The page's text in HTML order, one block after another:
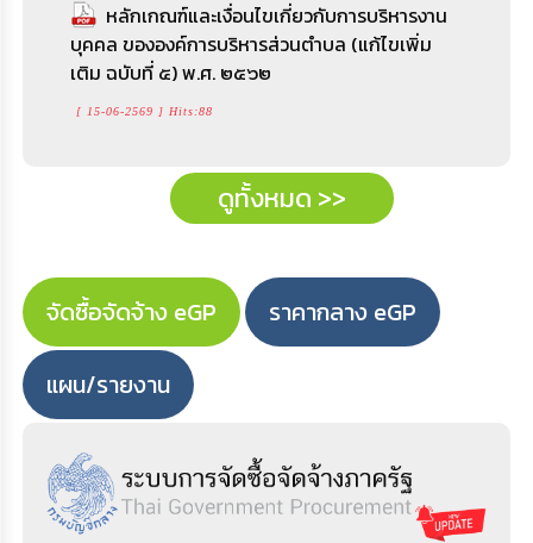
หลักเกณฑ์และเงื่อนไขเกี่ยวกับการบริหารงาน
บุคคล ขององค์การบริหารส่วนตำบล (แก้ไขเพิ่ม
เติม ฉบับที่ ๕) พ.ศ. ๒๕๖๒
[ 15-06-2569 ] Hits:88
ดูทั้งหมด >>
ดูทั้งหมด >>
[ 15-06-2569 ] Hits:87
จัดซื้อจัดจ้าง eGP ราคากลาง eGP
แผน/รายงาน
ประกาศ การจัดทำแผนการใช้จ่ายเงินรวม
ไตรมาสที่ 4 ประจำปีงบประมาณ พ.ศ.2569
[ 30-06-2569 ] Hits:67